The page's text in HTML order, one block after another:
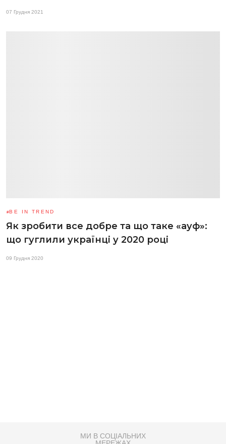
07 Грудня 2021
BE IN TREND
Як зробити все добре та що таке «ауф»:
що гуглили українці у 2020 році
09 Грудня 2020
МИ В СОЦІАЛЬНИХ